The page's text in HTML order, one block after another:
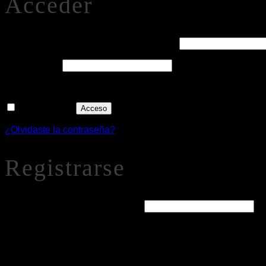
Acceso
¿Olvidaste la contraseña?
Registrarse